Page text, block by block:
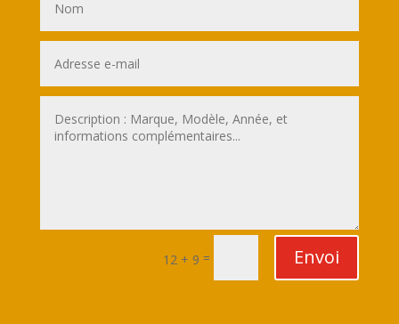
12 + 9 = Envoi